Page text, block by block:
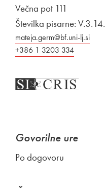
Večna pot 111
Številka pisarne: V.3.14.
mateja.germ@bf.uni-lj.si
+386 1 3203 334
Govorilne ure
Po dogovoru